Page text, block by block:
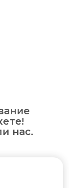
нас.